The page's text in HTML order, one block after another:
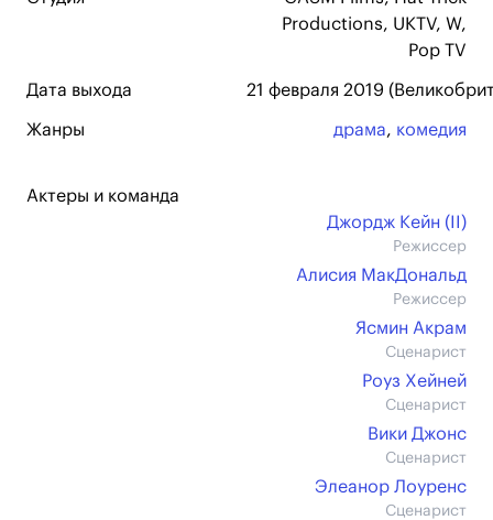
Productions, UKTV, W,
Pop TV
Дата выхода 21 февраля 2019
Жанры драма, комедия
Актеры и команда
Джордж Кейн (II)
Режиссер
Алисия МакДональд
Режиссер
Ясмин Акрам
Сценарист
Роуз Хейней
Сценарист
Вики Джонс
Сценарист
Элеанор Лоуренс
Сценарист